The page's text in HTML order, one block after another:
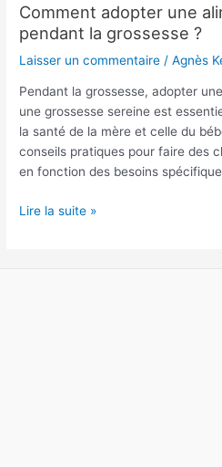
Comment adopter une
pendant la grossesse ?
Laisser un commentaire /Agnès
Pendant la grossesse, adopter
une grossesse sereine est
la santé de la mère et celle du
conseils pratiques pour faire des
en fonction des besoins
Comment
adopter
saine
pendant
la
grossesse
?
Lire la suite »